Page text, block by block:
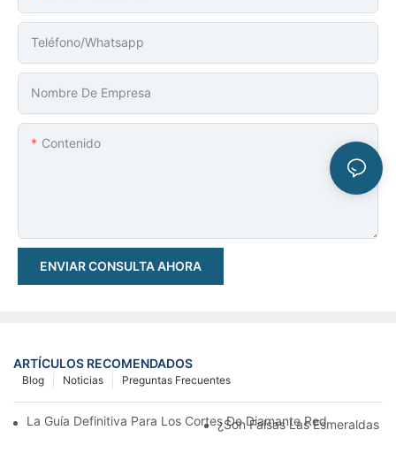
Teléfono/whatsapp
Nombre De Empresa
Contenido
ENVIAR CONSULTA AHORA
ARTÍCULOS RECOMENDADOS
Preguntas Frecuentes
Noticias
Blog
La Guía Definitiva Para Los Cortes De Diamante Redondos:
¿Son Falsas Las Esmeraldas